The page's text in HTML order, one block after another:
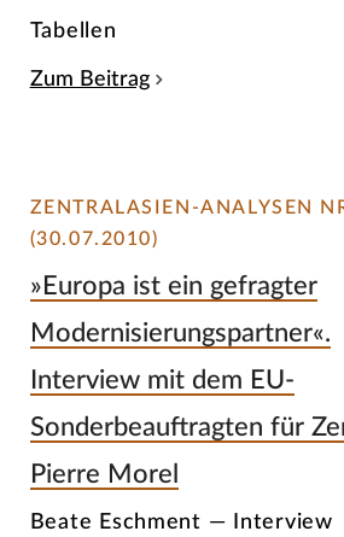
Tabellen
Zum Beitrag
ZENTRALASIEN-ANALYSEN
(30.07.2010)
»Europa ist ein gefragter
Modernisierungspartner«.
Interview mit dem EU-
Sonderbeauftragten für
Pierre Morel
Beate Eschment — Interview